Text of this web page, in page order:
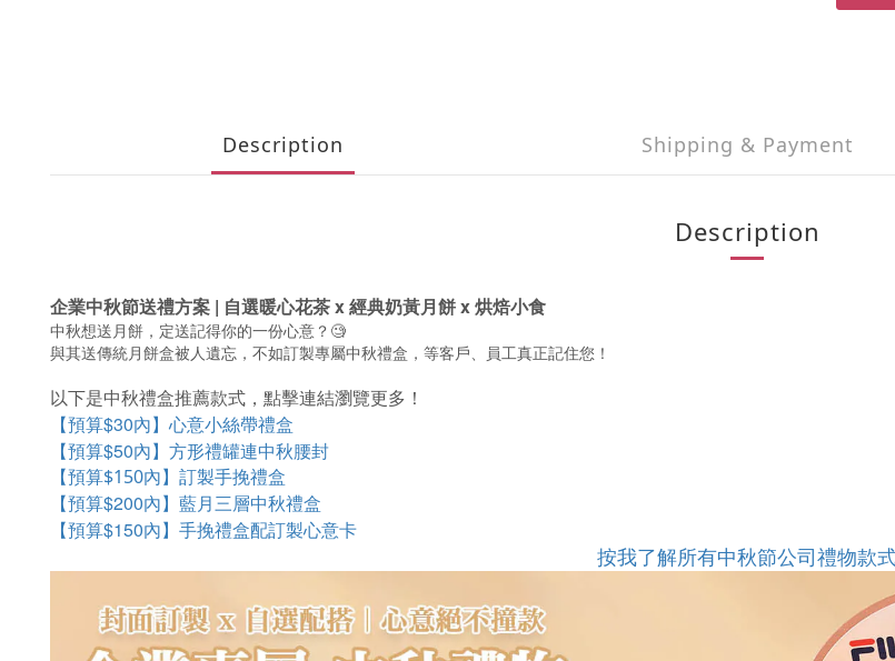
Description Shipping & Payment
Description
企業中秋節送禮方案 | 自選暖心花茶x 經典奶黃月餅 x 烘焙小食
中秋想送月餅，定送記得你的一份心意？🧐
與其送傳統月餅盒被人遺忘，不如訂製專屬中秋禮盒，等客戶、員工真正記住您！
以下是中秋禮盒推薦款式，點擊連結瀏覽更多！
【預算$30內】心意小絲帶禮盒
【預算$50內】方形禮罐連中秋腰封
【預算$150內】訂製手挽禮盒
【預算$200內】藍月三層中秋禮盒
【預算$150內】手挽禮盒配訂製心意卡
按我了解所有中秋節公司禮物款